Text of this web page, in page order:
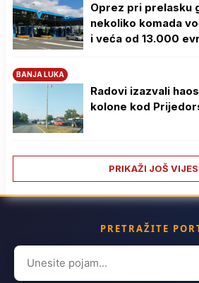
Oprez pri prelasku
nekoliko komada
i veća od 13.000
BANJA LUKA
Radovi izazvali
kolone kod
PRIKAŽI JOŠ
PRETRAŽITE
Search
for: